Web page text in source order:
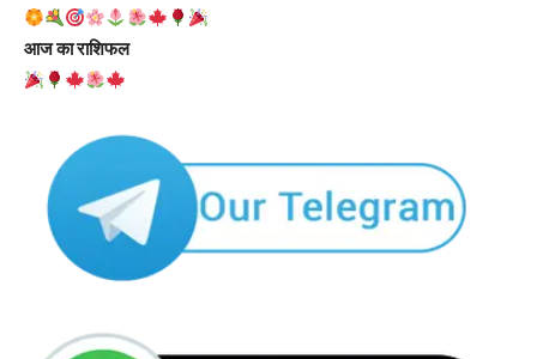
आज का राशिफल